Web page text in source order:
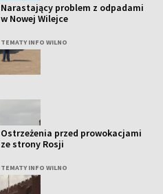
Narastający problem z odpadami
w Nowej Wilejce
TEMATY INFO WILNO
Ostrzeżenia przed prowokacjami
ze strony Rosji
TEMATY INFO WILNO